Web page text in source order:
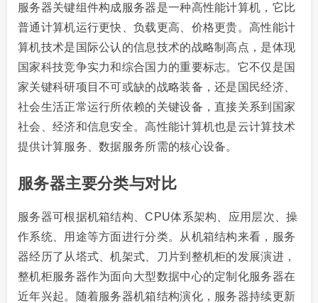
服务器关键组件构成服务器是一种高性能计算机，它比
普通计算机运行更快、负载更高、价格更贵。高性能计
算机技术是国际公认的信息技术的战略制高点，是体现
国家科技竞争实力和综合国力的重要标志。它不仅是国
家关键科研项目不可或缺的战略装备，还是国民经济、
社会生活正常运行所依赖的关键设备，直接关系到国家
社会、经济和信息安全。高性能计算机也是云计算技术
提供计算服务、数据服务所需的核心设备。
服务器主要分类与对比
服务器可根据机箱结构、CPU体系架构、应用层次、操
作系统、用途等方面进行分类。从机箱结构来看，服务
器经历了从塔式、机架式、刀片到整机柜的发展演进，
整机柜服务器作为面向大型数据中心的定制化服务器在
近年兴起。随着服务器机箱结构演化，服务器持续更新